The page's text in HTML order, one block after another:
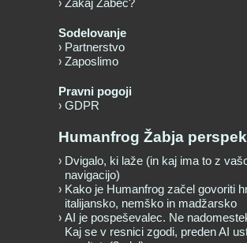
Sodelovanje
Partnerstvo
Zaposlimo
Pravni pogoji
GDPR
Humanfrog Žabja
Dvigalo, ki laže (in kaj ima to z
navigacijo)
Kako je Humanfrog začel govoriti
italijansko, nemško in madžarsko
AI je pospeševalec. Ne
Kaj se v resnici zgodi, preden AI